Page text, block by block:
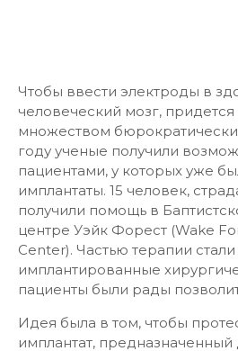
Чтобы ввести электроды в
человеческий мозг, придется
множеством
году ученые получили
пациентами, у которых уже
имплантаты. 15 человек,
получили помощь в
центре Уэйк Форест (Wake
Center). Частью терапии
имплантированные
пациенты были рады
Идея была в том, чтобы
имплантат, предназначенный